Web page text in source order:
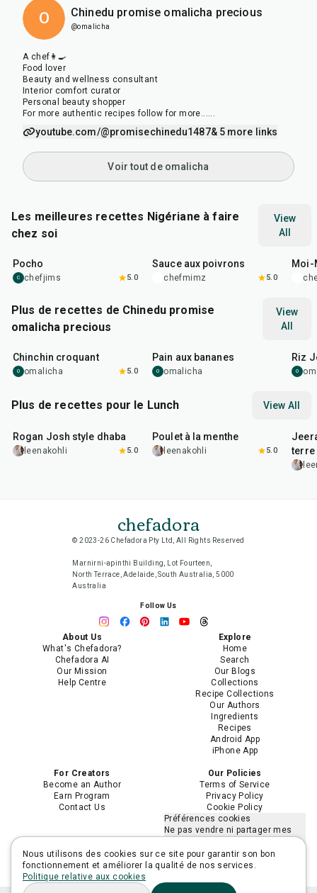
O Chinedu promise omalicha precious
@omalicha
A chef👩‍🍳
Food lover
Beauty and wellness consultant
Interior comfort curator
Personal beauty shopper
For more authentic recipes follow for more......
youtube.com/@promisechinedu1487& 5 more links
Voir tout de omalicha
Les meilleures recettes Nigériane à faire
chez soi
View
All
45min
Pocho
C chefjims 5.0
Sauce aux poivrons
chefmimz 5.0
Moi-
Plus de recettes de Chinedu promise
omalicha precious
View
All
50min
Chinchin croquant
O omalicha 5.0
Pain aux bananes
O omalicha
Riz
O
Plus de recettes pour le Lunch View All
Rogan Josh style dhaba
leenakohli 5.0
Poulet à la menthe
leenakohli 5.0
terre
chefadora
© 2023-26 Chefadora Pty Ltd, All Rights Reserved
Marnirni-apinthi Building, Lot Fourteen,
North Terrace, Adelaide, South Australia, 5000
Australia
Follow Us
About Us
What's Chefadora?
Chefadora AI
Our Mission
Help Centre
Explore
Home
Search
Our Blogs
Collections
Recipe Collections
Our Authors
Ingredients
Recipes
Android App
iPhone App
For Creators
Become an Author
Earn Program
Contact Us
Our Policies
Terms of Service
Privacy Policy
Cookie Policy
Préférences cookies
Ne pas vendre ni partager mes
Limiter l'utilisation de mes
informations personnelles
Nous utilisons des cookies sur ce site pour garantir son bon
fonctionnement et améliorer la qualité de nos services.
Politique relative aux cookies